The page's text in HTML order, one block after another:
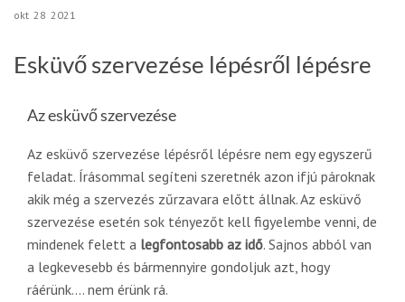
okt 28 2021
Esküvő szervezése lépésről lépésre
Az esküvő szervezése
Az esküvő szervezése lépésről lépésre nem egy egyszerű
feladat. Írásommal segíteni szeretnék azon ifjú pároknak
akik még a szervezés zűrzavara előtt állnak. Az esküvő
szervezése esetén sok tényezőt kell figyelembe venni, de
mindenek felett a legfontosabb az idő. Sajnos abból van
a legkevesebb és bármennyire gondoljuk azt, hogy
ráérünk.... nem érünk rá.